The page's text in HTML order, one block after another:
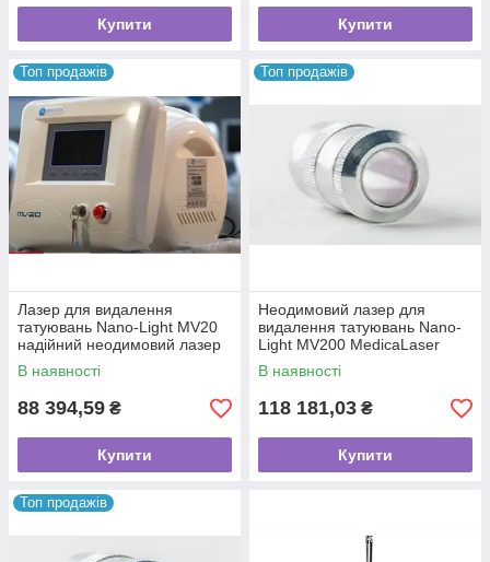
Купити Купити
Топ продажів
Лазер для видалення
татуювань Nano-Light MV20
надійний неодимовий лазер
MedicaLaser Карбон
В наявності
88 394,59 ₴
Купити
Топ продажів
Неодимовий лазер для
видалення татуювань Nano-
Light MV200 MedicaLaser
Карбон, Нове
В наявності
118 181,03 ₴
Купити
Топ продажів